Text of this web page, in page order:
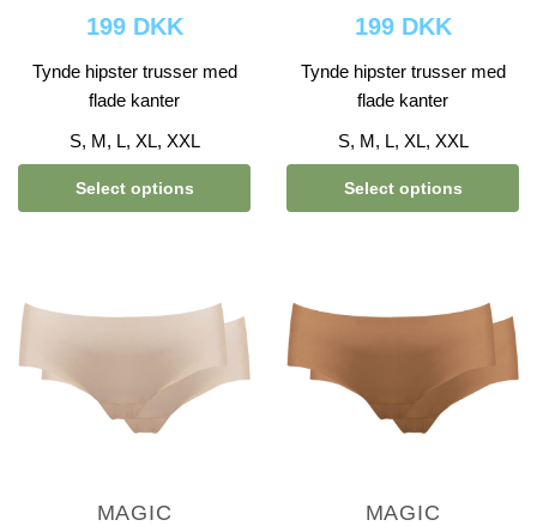
199 DKK
Tynde hipster trusser med
flade kanter
S, M, L, XL, XXL
Select options
199 DKK
Tynde hipster trusser med
flade kanter
S, M, L, XL, XXL
Select options
MAGIC MAGIC